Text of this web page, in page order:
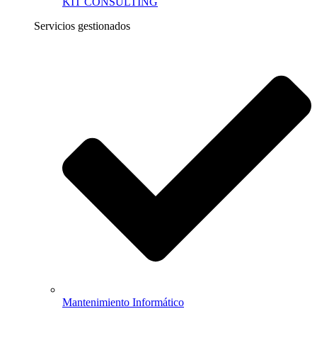
Servicios gestionados
Mantenimiento Informático